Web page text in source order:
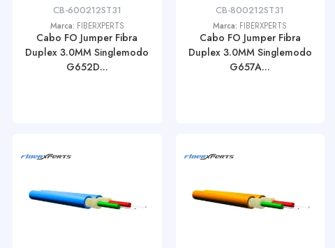
CB-600212ST31
Marca: FIBERXPERTS
Cabo FO Jumper Fibra
Duplex 3.0MM Singlemodo
G652D...
CB-800212ST31
Marca: FIBERXPERTS
Cabo FO Jumper Fibra
Duplex 3.0MM Singlemodo
G657A...